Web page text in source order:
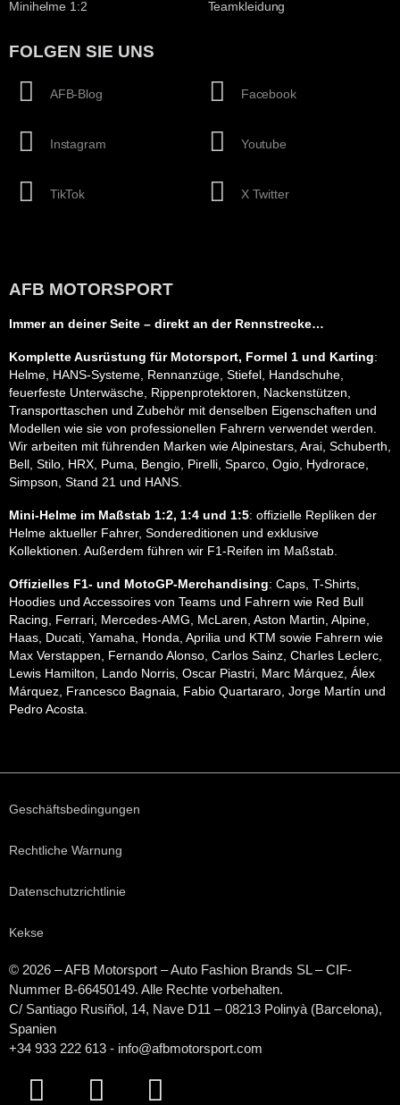
Minihelme 1:2 Teamkleidung
FOLGEN SIE UNS
AFB-Blog
Instagram
TikTok
Facebook
Youtube
X Twitter
AFB MOTORSPORT
Immer an deiner Seite – direkt an der Rennstrecke…
Komplette Ausrüstung für Motorsport, Formel 1 und Karting:
Helme, HANS-Systeme, Rennanzüge, Stiefel, Handschuhe,
feuerfeste Unterwäsche, Rippenprotektoren, Nackenstützen,
Transporttaschen und Zubehör mit denselben Eigenschaften und
Modellen wie sie von professionellen Fahrern verwendet werden.
Wir arbeiten mit führenden Marken wie Alpinestars, Arai, Schuberth,
Bell, Stilo, HRX, Puma, Bengio, Pirelli, Sparco, Ogio, Hydrorace,
Simpson, Stand 21 und HANS.
Mini-Helme im Maßstab 1:2, 1:4 und 1:5: offizielle Repliken der
Helme aktueller Fahrer, Sondereditionen und exklusive
Kollektionen. Außerdem führen wir F1-Reifen im Maßstab.
Offizielles F1- und MotoGP-Merchandising: Caps, T-Shirts,
Hoodies und Accessoires von Teams und Fahrern wie Red Bull
Racing, Ferrari, Mercedes-AMG, McLaren, Aston Martin, Alpine,
Haas, Ducati, Yamaha, Honda, Aprilia und KTM sowie Fahrern wie
Max Verstappen, Fernando Alonso, Carlos Sainz, Charles Leclerc,
Lewis Hamilton, Lando Norris, Oscar Piastri, Marc Márquez, Álex
Márquez, Francesco Bagnaia, Fabio Quartararo, Jorge Martín und
Pedro Acosta.
Geschäftsbedingungen
Rechtliche Warnung
Datenschutzrichtlinie
Kekse
© 2026 – AFB Motorsport – Auto Fashion Brands SL– CIF-
Nummer B-66450149. Alle Rechte vorbehalten.
C/ Santiago Rusiñol, 14, Nave D11 – 08213 Polinyà (Barcelona),
Spanien
+34 933 222 613 - info@afbmotorsport.com